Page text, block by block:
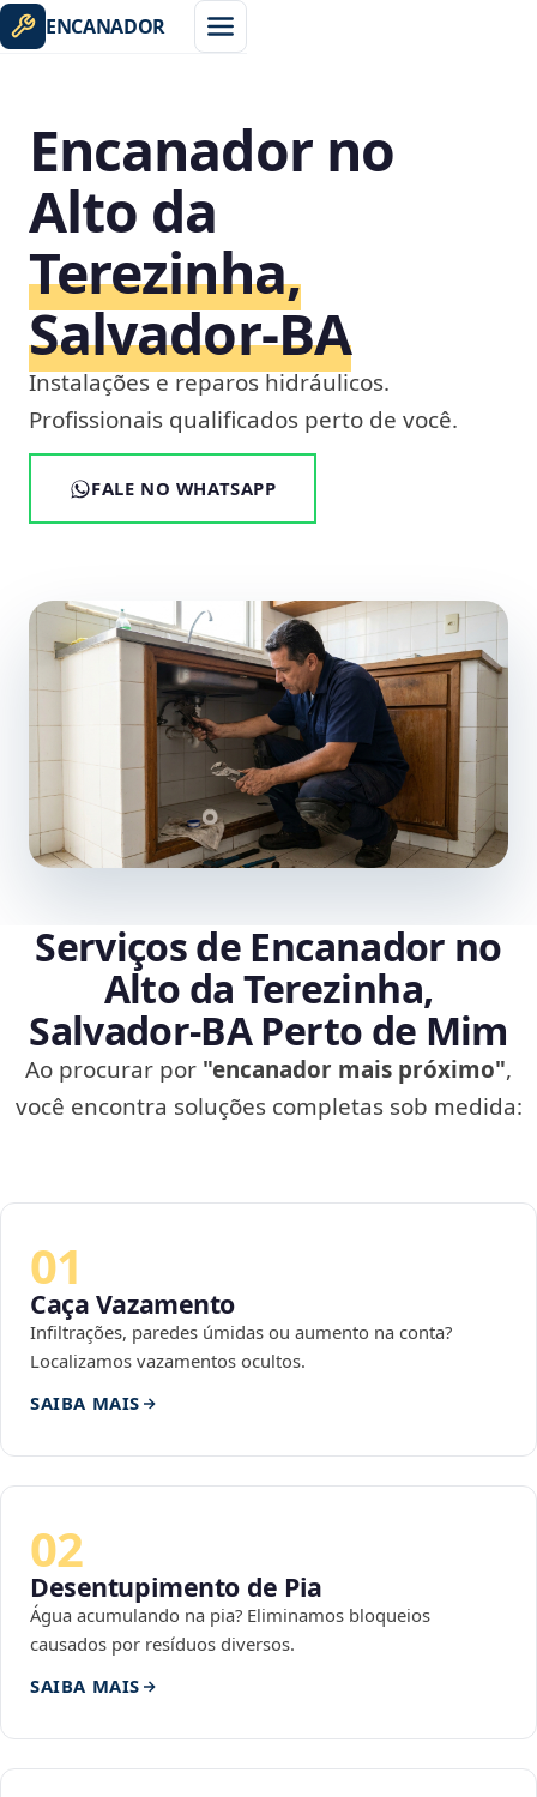
ENCANADOR
Encanador no
Alto da
Terezinha,
Salvador‑BA
Instalações e reparos hidráulicos.
Profissionais qualificados perto de você.
FALE NO WHATSAPP
Serviços de Encanador no
Alto da Terezinha,
Salvador‑BA Perto de Mim
Ao procurar por "encanador mais próximo",
você encontra soluções completas sob medida:
01
Caça Vazamento
Infiltrações, paredes úmidas ou aumento na conta?
Localizamos vazamentos ocultos.
SAIBA MAIS
02
Desentupimento de Pia
Água acumulando na pia? Eliminamos bloqueios
causados por resíduos diversos.
SAIBA MAIS